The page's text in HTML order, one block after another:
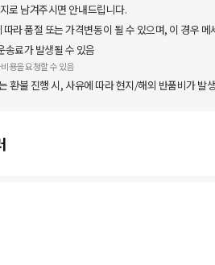
로 남겨주시면 안내드립니다.
라 품절 또는 가격변동이 될 수 있으며, 이 경우 메
료가 발생될 수 있음
용을 요청할 수 있음
환불 진행 시, 사유에 따라 현지/해외 반품비가 발